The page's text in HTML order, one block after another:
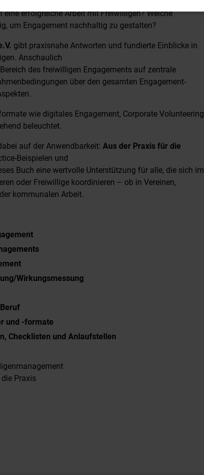
erfolgreiche Arbeit mit Freiwilligen? Welche
um Engagement nachhaltig zu gestalten?
gibt praxisnahe Antworten und fundierte Einblicke in
Anschaulich
des freiwilligen Engagements auf zentrale
über den gesamten Engagement-
wie digitales Engagement, Corporate Volunteering
beleuchtet.
auf der Anwendbarkeit: Aus der Praxis für die
Beispielen und
Buch eine wertvolle Unterstützung für alle, die sich im
oder Freiwillige koordinieren – ob in Vereinen,
kommunalen Arbeit.
Wirkungsmessung
und -formate
Checklisten und Anlaufstellen
Praxis